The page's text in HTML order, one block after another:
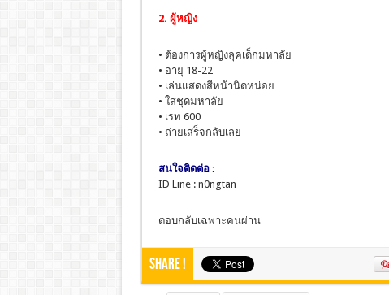
2. ผู้หญิง
• ต้องการผู้หญิงลุคเด็กมหาลัย
• อายุ 18-22
• เล่นแสดงสีหน้านิดหน่อย
• ใส่ชุดมหาลัย
• เรท 600
• ถ่ายเสร็จกลับเลย
สนใจติดต่อ :
ID Line : n0ngtan
ตอบกลับเฉพาะคนผ่าน
Share !